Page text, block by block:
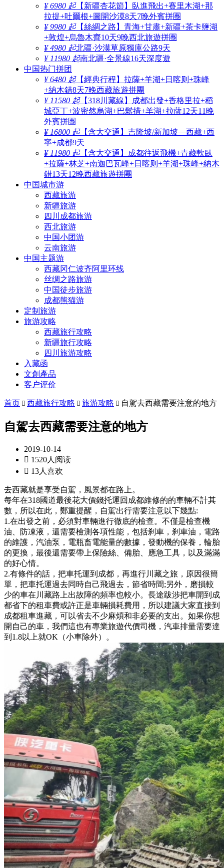
¥ 6980 起【新疆杏花節】臥進飛出+賽里木湖+那
拉提+吐爾根+圖開沙漠8天7晚外賓拼團
¥ 9980 起【絲綢之路】青海+甘肅+新疆+茶卡鹽湖
+敦煌+烏魯木齊10天9晚西北旅遊拼團
¥ 4980 起北疆·沙漠草原獨庫公路9天
¥ 11980 起南北疆·全景線16天深度遊
中国热门拼团
¥ 6480 起【經典行程】拉薩+羊湖+日喀则+珠峰
+納木錯8天7晚西藏旅遊拼團
¥ 11580 起【318川藏線】成都出發+香格里拉+稻
城亞丁+波密然烏湖+巴鬆措+羊湖+拉薩12天11晚
外賓拼團
¥ 16800 起【含大交通】吉隆坡/新加坡—西藏+西
寧+成都9天
¥ 11980 起【含大交通】成都往返飛機+青藏軟臥
+拉薩+林芝+南迦巴瓦峰+日喀则+羊湖+珠峰+納木
錯13天12晚西藏旅遊拼團
中国城市游
西藏旅游
新疆旅游
四川成都旅游
西北旅游
中国小团游
云南旅游
中国主题游
西藏冈仁波齐阿里环线
丝绸之路旅游
中国徒步旅游
成都熊猫游
定制旅游
旅游攻略
西藏旅行攻略
新疆旅行攻略
四川旅游攻略
入藏函
文創產品
客户评价
首页  西藏旅行攻略  旅游攻略  自駕去西藏需要注意的地方
自駕去西藏需要注意的地方
2019-10-14
 1520人阅读
 13人喜欢
去西藏就是享受自駕，風景都在路上。
每年在318國道最後花大價錢托運回成都維修的的車輛不計其
數，所以在此，鄭重提醒，自駕出行需要注意以下幾點:
1.在出發之前，必須對車輛進行徹底的檢查。不僅是檢查機
油、防凍液，還需要檢測各項性能，包括刹車，刹車油，電路
的維護，汽油泵，電瓶畜電能量的數據，發動機的保養，輪胎
的更換，最後還需要帶上保險絲、備胎、應急工具，以及滿滿
的好心情。
2.有條件的話，把車托運到成都，再進行川藏之旅，原因很簡
單，把車托運過去同時自己飛過去，節省時間;另外，磨損較
少的車在川藏路上出故障的頻率也較小。長途跋涉把車開到成
都省下的租車費或許正是車輛損耗費用，所以建議大家直接到
成都租車進藏，可以省去不少麻煩和非必要的支出。如果你想
開自己的車，我們這也有專業旅遊代價司機，汽車排量需要達
到1.8以上就OK（小車除外）。